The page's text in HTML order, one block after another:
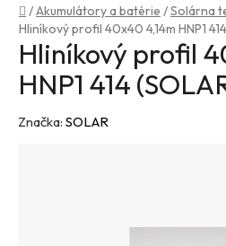
Domov
/Akumulátory a batérie /Solárna
Hliníkový profil 40x40 4,14m HNP1
Hliníkový profil
HNP1 414
Značka: SOLAR